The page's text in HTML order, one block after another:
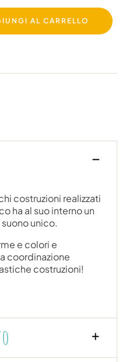
AL CARRELLO
costruzioni realizzati
ha al suo interno un
unico.
e colori e
coordinazione
costruzioni!